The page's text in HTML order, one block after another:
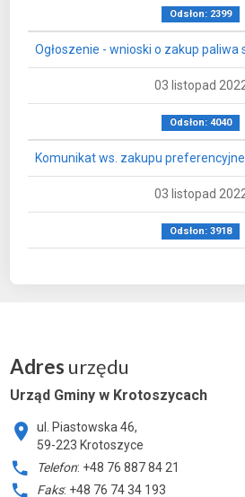
Odsłon: 2399
Ogłoszenie - wnioski o zakup paliwa
03 listopad
Odsłon: 4040
Komunikat ws. zakupu
03 listopad
Odsłon: 3918
Adres urzędu
Urząd Gminy w Krotoszycach
ul. Piastowska 46,
59-223 Krotoszyce
Telefon: +48 76 887 84 21
Faks: +48 76 74 34 193